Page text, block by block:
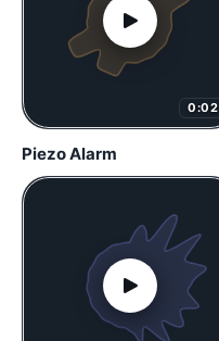
0:02
Piezo Alarm